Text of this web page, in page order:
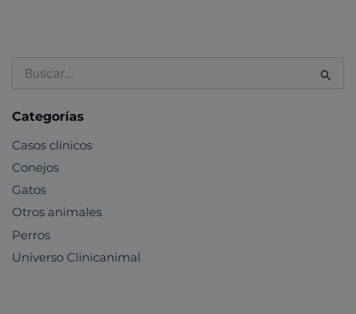
por:
Categorías
Casos clínicos
Conejos
Gatos
Otros animales
Perros
Universo Clinicanimal